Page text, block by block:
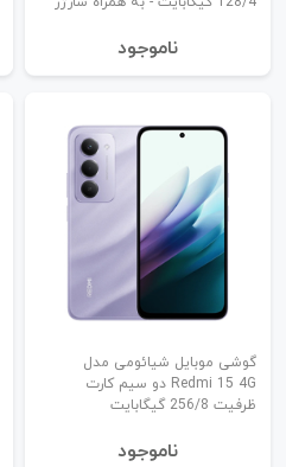
نا‌موجود
گوشی موبایل شیائومی مدل
Redmi 15 4G دو سیم کارت
ظرفیت 256/8 گیگابایت
نا‌موجود